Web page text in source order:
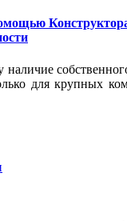
для крупных